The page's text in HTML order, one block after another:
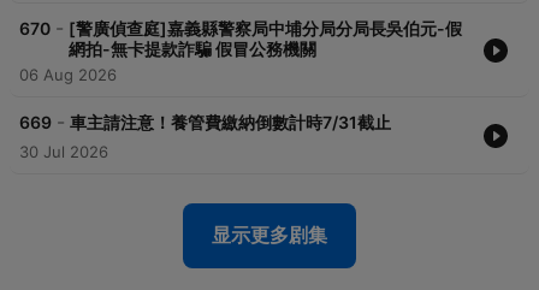
670 - [警廣偵查庭]嘉義縣警察局中埔分局分局長吳伯元-假
網拍-無卡提款詐騙 假冒公務機關
06 Aug 2026
669 - 車主請注意！養管費繳納倒數計時7/31截止
30 Jul 2026
显示更多剧集